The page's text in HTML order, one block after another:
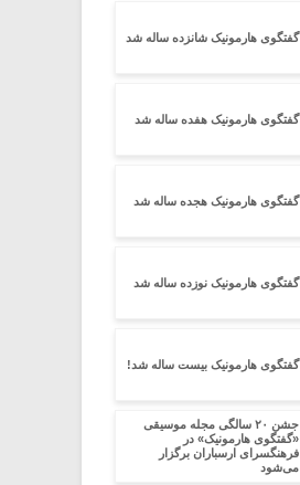
گفتگوی هارمونیک شانزده ساله شد
گفتگوی هارمونیک هفده ساله شد
گفتگوی هارمونیک هجده ساله شد
گفتگوی هارمونیک نوزده ساله شد
گفتگوی هارمونیک بیست ساله شد!
جشن ۲۰ سالگی مجله موسیقی
«گفتگوی هارمونیک» در
فرهنگسرای ارسباران برگزار
می‌شود